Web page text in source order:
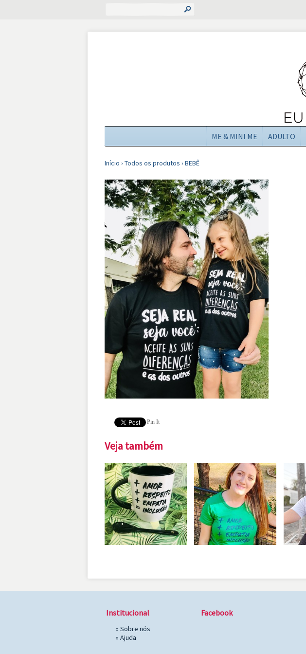
s
ME & MINI ME ADULTO
Início › Todos os produtos › BEBÊ
Pin It
Veja também
Institucional
» Sobre nós
» Ajuda
Facebook